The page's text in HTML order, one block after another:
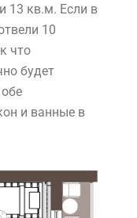
13 кв.м. Если в
10
что
будет
и ванные в